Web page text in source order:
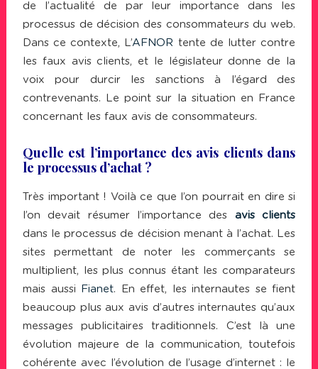
de l’actualité de par leur importance dans les
processus de décision des consommateurs du web.
Dans ce contexte, L’AFNOR tente de lutter contre
les faux avis clients, et le législateur donne de la
voix pour durcir les sanctions à l’égard des
contrevenants. Le point sur la situation en France
concernant les faux avis de consommateurs.
Quelle est l’importance des avis clients dans
le processus d’achat ?
Très important ! Voilà ce que l’on pourrait en dire si
l’on devait résumer l’importance des avis clients
dans le processus de décision menant à l’achat. Les
sites permettant de noter les commerçants se
multiplient, les plus connus étant les comparateurs
mais aussi
Fianet. En effet, les internautes se fient
beaucoup plus aux avis d’autres internautes qu’aux
messages publicitaires traditionnels. C’est là une
évolution majeure de la communication, toutefois
cohérente avec l’évolution de l’usage d’internet : le